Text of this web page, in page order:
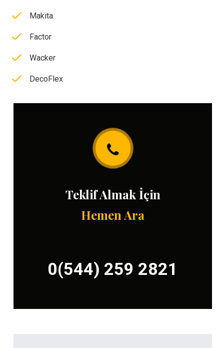
Makita
Factor
Wacker
DecoFlex
Teklif Almak İçin
Hemen Ara
0(544) 259 2821